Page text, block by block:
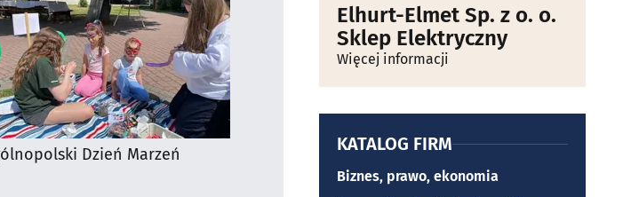
Dzień Marzeń
Elhurt-Elmet Sp. z o. o.
Sklep Elektryczny
Więcej informacji
KATALOG FIRM
Biznes, prawo, ekonomia